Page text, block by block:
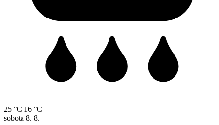
25 °C 16 °C
sobota 8. 8.